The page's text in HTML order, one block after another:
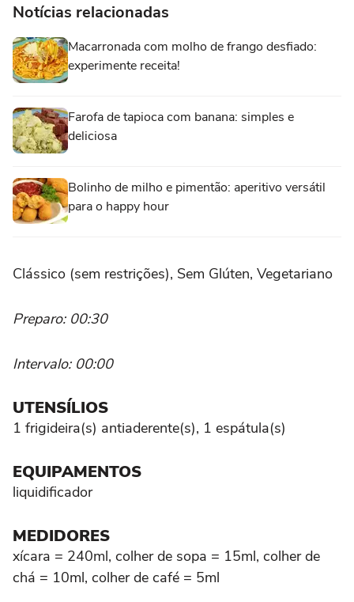
Notícias relacionadas
Macarronada com molho de frango desfiado:
experimente receita!
Farofa de tapioca com banana: simples e
deliciosa
Bolinho de milho e pimentão: aperitivo versátil
para o happy hour
Clássico (sem restrições), Sem Glúten, Vegetariano
Preparo: 00:30
Intervalo: 00:00
UTENSÍLIOS
1 frigideira(s) antiaderente(s), 1 espátula(s)
EQUIPAMENTOS
liquidificador
MEDIDORES
xícara = 240ml, colher de sopa = 15ml, colher de
chá = 10ml, colher de café = 5ml